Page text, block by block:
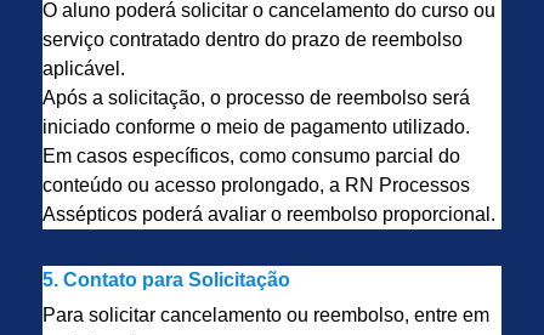
O aluno poderá solicitar o cancelamento do curso ou
serviço contratado dentro do prazo de reembolso
aplicável.
Após a solicitação, o processo de reembolso será
iniciado conforme o meio de pagamento utilizado.
Em casos específicos, como consumo parcial do
conteúdo ou acesso prolongado, a RN Processos
Assépticos poderá avaliar o reembolso proporcional.
5. Contato para Solicitação
Para solicitar cancelamento ou reembolso, entre em